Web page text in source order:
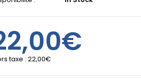
taxe : 22,00€